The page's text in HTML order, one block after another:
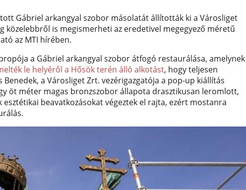
Gábriel arkangyal szobor másolatát állították ki a Városliget
közelebbről is megismerheti az eredetivel megegyező méretű
az MTI hírében.
a Gábriel arkangyal szobor átfogó restaurálása, amelynek
le helyéről a Hősök terén álló alkotást, hogy teljesen
a Városliget Zrt. vezérigazgatója a pop-up kiállítás
öt méter magas bronzszobor állapota drasztikusan leromlott,
beavatkozásokat végeztek el rajta, ezért mostanra